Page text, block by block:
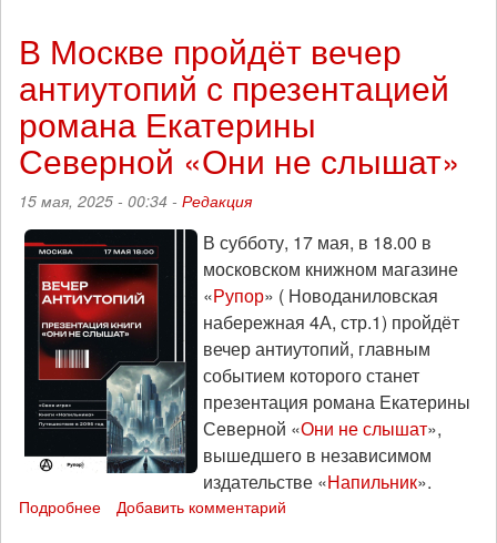
пройдёт
презентация
книги
«Концлагерь
для
динозавров»
В Москве пройдёт вечер
антиутопий с презентацией
романа Екатерины
Северной «Они не слышат»
15 мая, 2025 - 00:34 - Редакция
В субботу, 17 мая, в 18.00 в
московском книжном магазине
«Рупор» ( Новоданиловская
набережная 4А, стр.1) пройдёт
вечер антиутопий, главным
событием которого станет
презентация романа Екатерины
Северной «Они не слышат»,
вышедшего в независимом
издательстве «Напильник».
Подробнее Добавить комментарий